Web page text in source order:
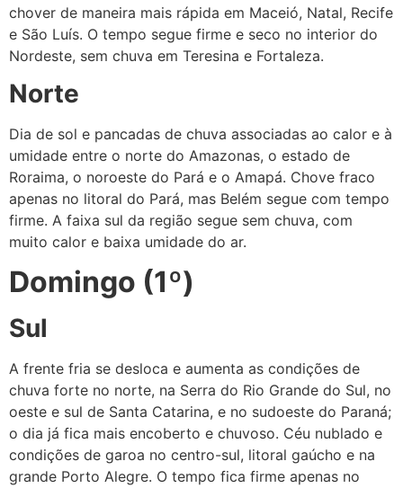
chover de maneira mais rápida em Maceió, Natal, Recife
e São Luís. O tempo segue firme e seco no interior do
Nordeste, sem chuva em Teresina e Fortaleza.
Norte
Dia de sol e pancadas de chuva associadas ao calor e à
umidade entre o norte do Amazonas, o estado de
Roraima, o noroeste do Pará e o Amapá. Chove fraco
apenas no litoral do Pará, mas Belém segue com tempo
firme. A faixa sul da região segue sem chuva, com
muito calor e baixa umidade do ar.
Domingo (1º)
Sul
A frente fria se desloca e aumenta as condições de
chuva forte no norte, na Serra do Rio Grande do Sul, no
oeste e sul de Santa Catarina, e no sudoeste do Paraná;
o dia já fica mais encoberto e chuvoso. Céu nublado e
condições de garoa no centro-sul, litoral gaúcho e na
grande Porto Alegre. O tempo fica firme apenas no